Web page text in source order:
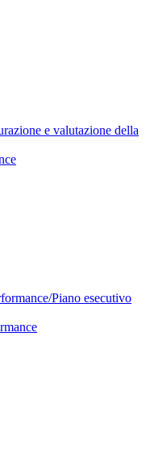
e valutazione della
Piano esecutivo